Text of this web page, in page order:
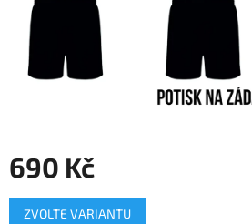
690 Kč
Měrná
cena:
ZVOLTE VARIANTU